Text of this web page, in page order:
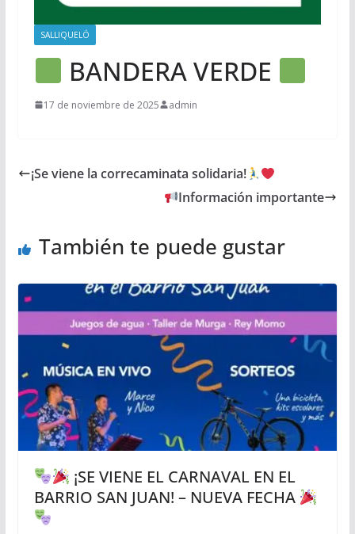
SALLIQUELÓ
BANDERA VERDE
17 de noviembre de 2025 admin
¡Se viene la correcaminata solidaria!
Información importante
También te puede gustar
¡SE VIENE EL CARNAVAL EN EL
BARRIO SAN JUAN! – NUEVA FECHA